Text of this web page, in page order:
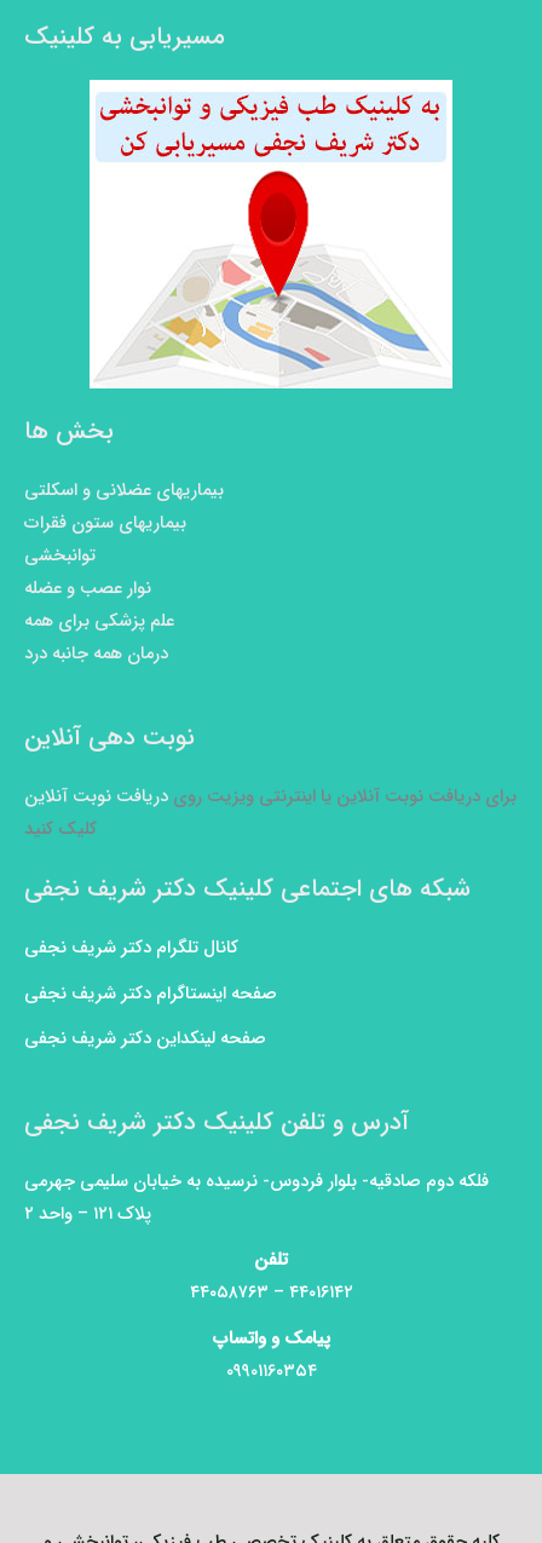
مسیریابی به کلینیک
بخش ها
بیماریهای عضلانی و اسکلتی
بیماریهای ستون فقرات
توانبخشی
نوار عصب و عضله
علم پزشکی برای همه
درمان همه جانبه درد
نوبت دهی آنلاین
برای دریافت نوبت آنلاین یا اینترنتی ویزیت روی دریافت نوبت آنلاین
کلیک کنید
شبکه های اجتماعی کلینیک دکتر شریف نجفی
کانال تلگرام دکتر شریف نجفی
صفحه اینستاگرام دکتر شریف نجفی
صفحه لینکداین دکتر شریف نجفی
آدرس و تلفن کلینیک دکتر شریف نجفی
فلکه دوم صادقیه- بلوار فردوس- نرسیده به خیابان سلیمی جهرمی
پلاک ۱۲۱ – واحد ۲
تلفن
۴۴۰۱۶۱۴۲ – ۴۴۰۵۸۷۶۳
پیامک و واتساپ
۰۹۹۰۱۱۶۰۳۵۴